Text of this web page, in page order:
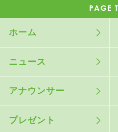
ホーム
ニュース
アナウンサー
プレゼント